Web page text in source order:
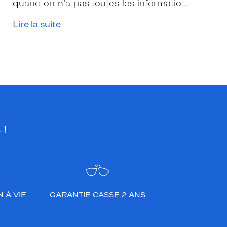
quand on n’a pas toutes les informations
pour vous conseiller et apporter leur
Lire la suite
!
À VIE GARANTIE CASSE 2 ANS